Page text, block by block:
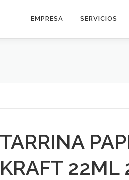
EMPRESA SERVICIOS
TARRINA
KRAFT 22ML